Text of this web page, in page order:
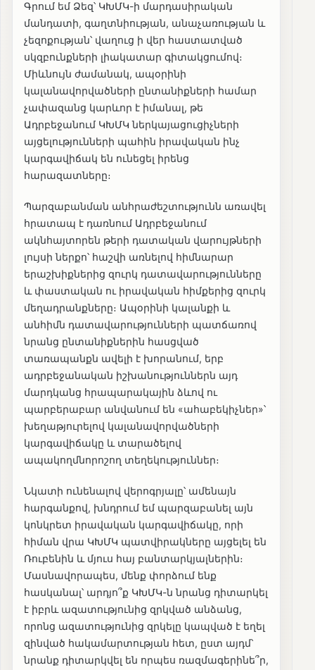
Գրում եմ Ձեզ՝ ԿԽՄԿ-ի մարդասիրական
մանդատի, գաղտնիության, անաչառության և
չեզոքության՝ վաղուց ի վեր հաստատված
սկզբունքների լիակատար գիտակցումով։
Միևնույն ժամանակ, ապօրինի
կալանավորվածների ընտանիքների համար
չափազանց կարևոր է իմանալ, թե
Ադրբեջանում ԿԽՄԿ ներկայացուցիչների
այցելությունների պահին իրավական ինչ
կարգավիճակ են ունեցել իրենց
հարազատները։
Պարզաբանման անհրաժեշտությունն առավել
հրատապ է դառնում Ադրբեջանում
ակնհայտորեն թերի դատական վարույթների
լույսի ներքո՝ հաշվի առնելով հիմնարար
երաշխիքներից զուրկ դատավարությունները
և փաստական ու իրավական հիմքերից զուրկ
մեղադրանքները։ Ապօրինի կալանքի և
անհիմն դատավարությունների պատճառով
նրանց ընտանիքներին հասցված
տառապանքն ավելի է խորանում, երբ
ադրբեջանական իշխանություններն այդ
մարդկանց հրապարակային ձևով ու
պարբերաբար անվանում են «ահաբեկիչներ»՝
խեղաթյուրելով կալանավորվածների
կարգավիճակը և տարածելով
ապակողմնորոշող տեղեկություններ։
Նկատի ունենալով վերոգրյալը՝ ամենայն
հարգանքով, խնդրում եմ պարզաբանել այն
կոնկրետ իրավական կարգավիճակը, որի
հիման վրա ԿԽՄԿ պատվիրակները այցելել են
Ռուբենին և մյուս հայ բանտարկյալներին։
Մասնավորապես, մենք փորձում ենք
հասկանալ՝ արդյո՞ք ԿԽՄԿ-ն նրանց դիտարկել
է իբրև ազատությունից զրկված անձանց,
որոնց ազատությունից զրկելը կապված է եղել
զինված հակամարտության հետ, ըստ այդմ՝
նրանք դիտարկվել են որպես ռազմագերինե՞ր,